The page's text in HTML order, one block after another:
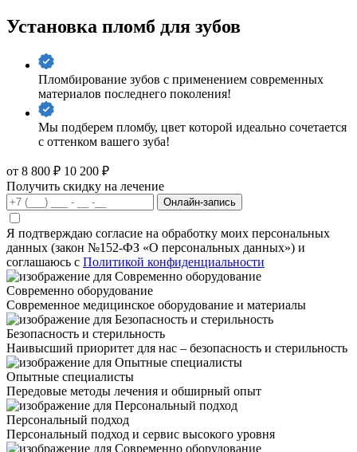
Установка пломб для зубов
Пломбирование зубов с применением современных
материалов последнего поколения!
Мы подберем пломбу, цвет которой идеально сочетается
с оттенком вашего зуба!
от 8 800 ₽ 10 200 ₽
Получить скидку на лечение
Онлайн-запись
Я подтверждаю согласие на обработку моих персональных
данных (закон №152-ФЗ «О персональных данных») и
соглашаюсь с Политикой конфиденциальности
Современно оборудование
Современное медицинское оборудование и материалы
Безопасность и стерильность
Наивысший приоритет для нас – безопасность и стерильность
Опытные специалисты
Передовые методы лечения и обширный опыт
Персональный подход
Персональный подход и сервис высокого уровня